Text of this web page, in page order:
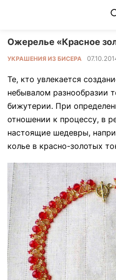
Ожерелье «Красное
УКРАШЕНИЯ ИЗ БИСЕРА
Те, кто увлекается
небывалом разнообразии
бижутерии. При
отношении к процессу, в
настоящие шедевры,
колье в красно-золотых